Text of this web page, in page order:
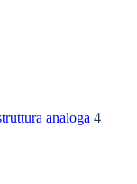
analoga 4